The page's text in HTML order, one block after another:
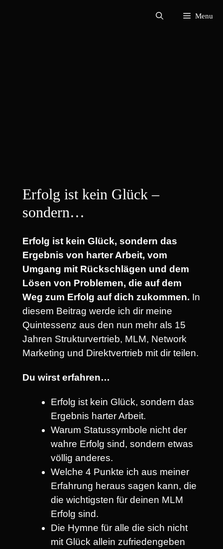
Menu
Erfolg ist kein Glück –
sondern…
Erfolg ist kein Glück, sondern das
Ergebnis von harter Arbeit, vom
Umgang mit Rückschlägen und dem
Lösen von Problemen, die auf dem
Weg zum Erfolg auf dich zukommen. In
diesem Beitrag werde ich dir meine
Quintessenz aus den nun mehr als 15
Jahren Strukturvertrieb, MLM, Network
Marketing und Direktvertrieb mit dir teilen.
Du wirst erfahren…
Erfolg ist kein Glück, sondern das
Ergebnis harter Arbeit.
Warum Statussymbole nicht der
wahre Erfolg sind, sondern etwas
völlig anderes.
Welche 4 Punkte ich aus meiner
Erfahrung heraus sagen kann, die
die wichtigsten für deinen MLM
Erfolg sind.
Die Hymne für alle die sich nicht
mit Glück allein zufriedengeben